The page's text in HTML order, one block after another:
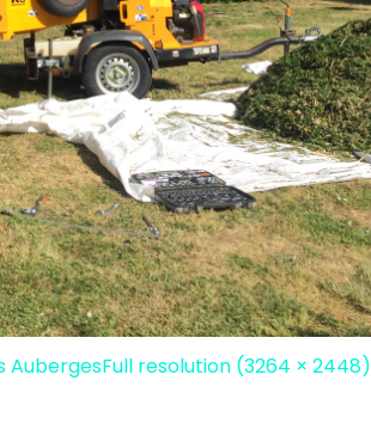
AubergesFull resolution (3264 × 2448)